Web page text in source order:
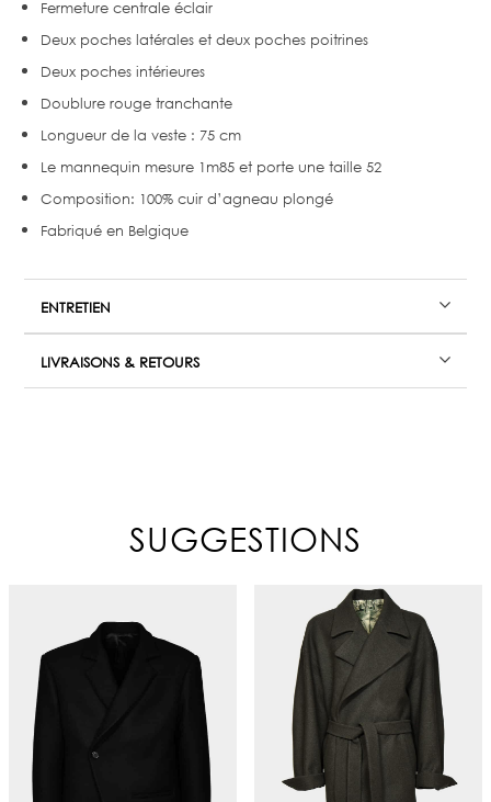
Fermeture centrale éclair
Deux poches latérales et deux poches poitrines
Deux poches intérieures
Doublure rouge tranchante
Longueur de la veste : 75 cm
Le mannequin mesure 1m85 et porte une taille 52
Composition: 100% cuir d’agneau plongé
Fabriqué en Belgique
ENTRETIEN
LIVRAISONS & RETOURS
SUGGESTIONS